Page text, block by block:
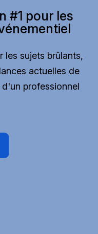
#1 pour les
les sujets brûlants,
actuelles de
professionnel